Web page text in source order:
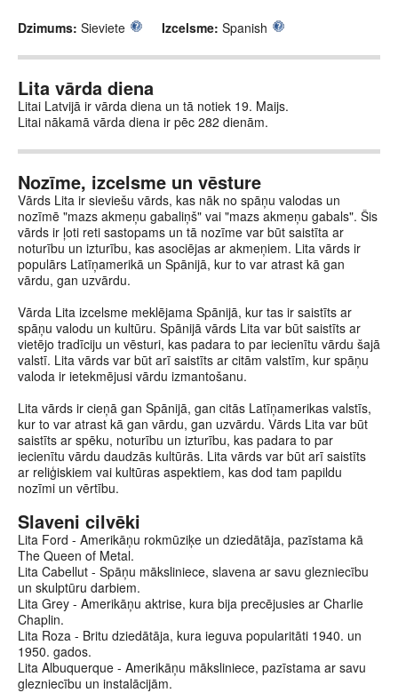
Dzimums: Sieviete Izcelsme: Spanish
Lita vārda diena
Litai Latvijā ir vārda diena un tā notiek 19. Maijs.
Litai nākamā vārda diena ir pēc 282 dienām.
Nozīme, izcelsme un vēsture
Vārds Lita ir sieviešu vārds, kas nāk no spāņu valodas un
nozīmē "mazs akmeņu gabaliņš" vai "mazs akmeņu gabals". Šis
vārds ir ļoti reti sastopams un tā nozīme var būt saistīta ar
noturību un izturību, kas asociējas ar akmeņiem. Lita vārds ir
populārs Latīņamerikā un Spānijā, kur to var atrast kā gan
vārdu, gan uzvārdu.
Vārda Lita izcelsme meklējama Spānijā, kur tas ir saistīts ar
spāņu valodu un kultūru. Spānijā vārds Lita var būt saistīts ar
vietējo tradīciju un vēsturi, kas padara to par iecienītu vārdu šajā
valstī. Lita vārds var būt arī saistīts ar citām valstīm, kur spāņu
valoda ir ietekmējusi vārdu izmantošanu.
Lita vārds ir cieņā gan Spānijā, gan citās Latīņamerikas valstīs,
kur to var atrast kā gan vārdu, gan uzvārdu. Vārds Lita var būt
saistīts ar spēku, noturību un izturību, kas padara to par
iecienītu vārdu daudzās kultūrās. Lita vārds var būt arī saistīts
ar reliģiskiem vai kultūras aspektiem, kas dod tam papildu
nozīmi un vērtību.
Slaveni cilvēki
Lita Ford - Amerikāņu rokmūziķe un dziedātāja, pazīstama kā
The Queen of Metal.
Lita Cabellut - Spāņu māksliniece, slavena ar savu glezniecību
un skulptūru darbiem.
Lita Grey - Amerikāņu aktrise, kura bija precējusies ar Charlie
Chaplin.
Lita Roza - Britu dziedātāja, kura ieguva popularitāti 1940. un
1950. gados.
Lita Albuquerque - Amerikāņu māksliniece, pazīstama ar savu
glezniecību un instalācijām.